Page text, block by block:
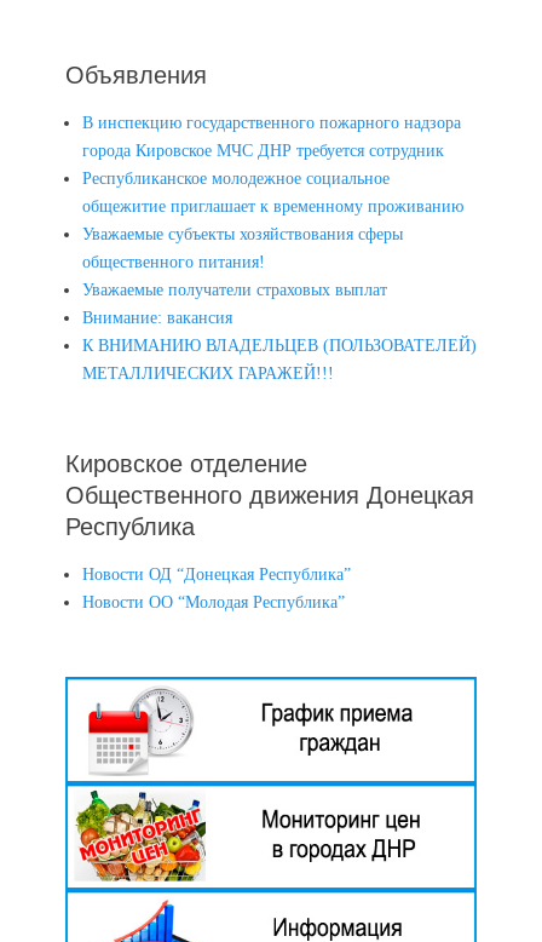
Объявления
В инспекцию государственного пожарного надзора
города Кировское МЧС ДНР требуется сотрудник
Республиканское молодежное социальное
общежитие приглашает к временному проживанию
Уважаемые субъекты хозяйствования сферы
общественного питания!
Уважаемые получатели страховых выплат
Внимание: вакансия
К ВНИМАНИЮ ВЛАДЕЛЬЦЕВ (ПОЛЬЗОВАТЕЛЕЙ)
МЕТАЛЛИЧЕСКИХ ГАРАЖЕЙ!!!
Кировское отделение
Общественного движения Донецкая
Республика
Новости ОД “Донецкая Республика”
Новости ОО “Молодая Республика”